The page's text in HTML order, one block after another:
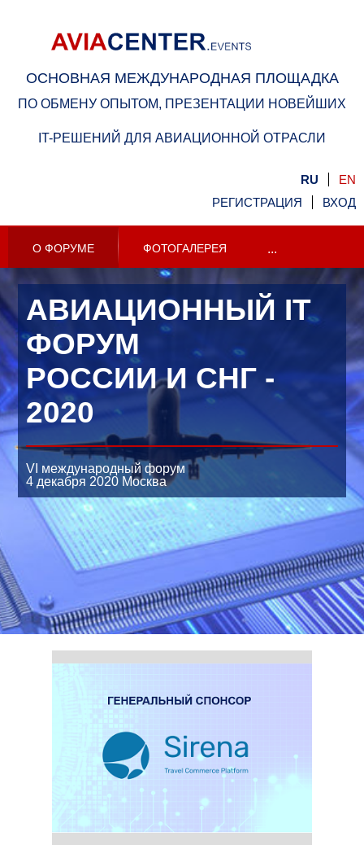
ОСНОВНАЯ МЕЖДУНАРОДНАЯ ПЛОЩАДКА
ПО ОБМЕНУ ОПЫТОМ, ПРЕЗЕНТАЦИИ НОВЕЙШИХ
IT-РЕШЕНИЙ ДЛЯ АВИАЦИОННОЙ ОТРАСЛИ
RU
EN
РЕГИСТРАЦИЯ
ВХОД
О ФОРУМЕ ФОТОГАЛЕРЕЯ ...
АВИАЦИОННЫЙ IT
ФОРУМ
РОССИИ И СНГ -
2020
VI международный форум
4 декабря 2020 Москва